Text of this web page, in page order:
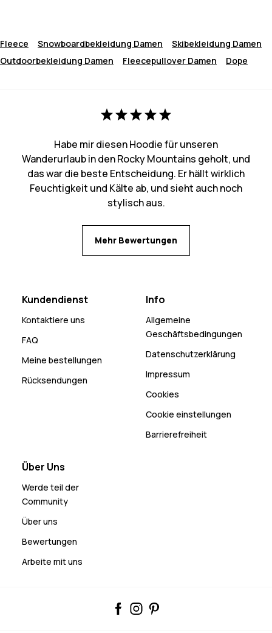
Fleece Snowboardbekleidung Damen
Skibekleidung Damen
Outdoorbekleidung Damen
Fleecepullover Damen Dope
Habe mir diesen Hoodie für unseren
Wanderurlaub in den Rocky Mountains geholt, und
das war die beste Entscheidung. Er hällt wirklich
Feuchtigkeit und Kälte ab, und sieht auch noch
stylisch aus.
Mehr Bewertungen
Kundendienst
Kontaktiere uns
FAQ
Meine bestellungen
Rücksendungen
Info
Allgemeine
Geschäftsbedingungen
Datenschutzerklärung
Impressum
Cookies
Cookie einstellungen
Barrierefreiheit
Über Uns
Werde teil der
Community
Über uns
Bewertungen
Arbeite mit uns